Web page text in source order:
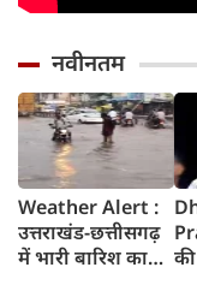
नवीनतम
Weather Alert :
उत्तराखंड-छत्तीसगढ़
में भारी बारिश का